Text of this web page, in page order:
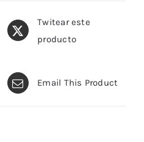
Twitear este
producto
Email This Product